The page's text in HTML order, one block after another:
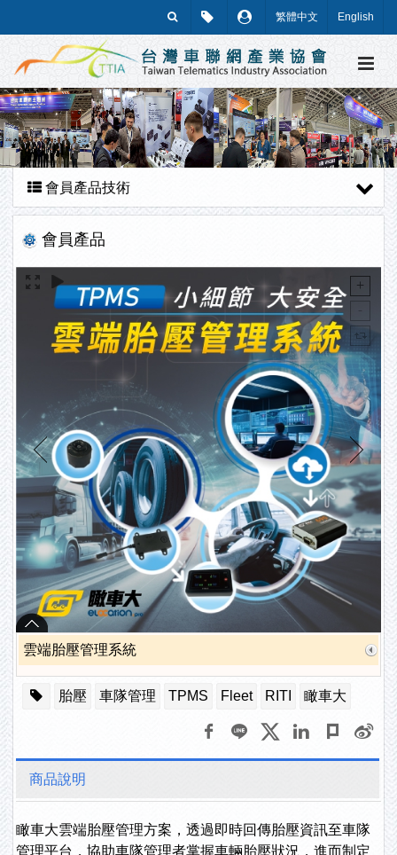
繁體中文 English
會員產品技術
會員產品
雲端胎壓管理系統
胎壓 車隊管理 TPMS Fleet RITI 瞰車大
商品說明
瞰車大雲端胎壓管理方案，透過即時回傳胎壓資訊至車隊
管理平台，協助車隊管理者掌握車輛胎壓狀況，進而制定